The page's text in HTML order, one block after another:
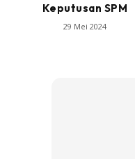
Keputusan SPM
29 Mei 2024